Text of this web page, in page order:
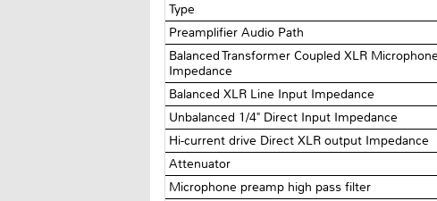
Type
Preamplifier Audio Path
Balanced Transformer Coupled XLR
Impedance
Balanced XLR Line Input Impedance
Unbalanced 1/4" Direct Input Impedance
Hi-current drive Direct XLR output Impedance
Attenuator
Microphone preamp high pass filter